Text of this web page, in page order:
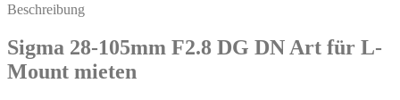
Beschreibung
Sigma 28-105mm F2.8 DG DN Art für L-
Mount mieten